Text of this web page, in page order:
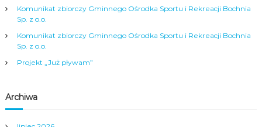
Komunikat zbiorczy Gminnego Ośrodka Sportu i Rekreacji Bochnia
Sp. z o.o.
Komunikat zbiorczy Gminnego Ośrodka Sportu i Rekreacji Bochnia
Sp. z o.o.
Projekt „Już pływam”
Archiwa